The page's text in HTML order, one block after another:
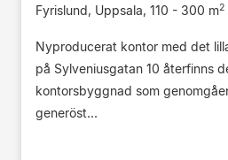
Fyrislund, Uppsala, 110 - 300 m2
Nyproducerat kontor med det
på Sylveniusgatan 10 återfinns
kontorsbyggnad som
generöst...